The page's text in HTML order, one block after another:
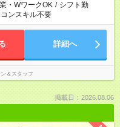
・WワークOK / シフト勤
ンスキル不要
詳細へ
＆スタッフ
掲載日：2026.08.06